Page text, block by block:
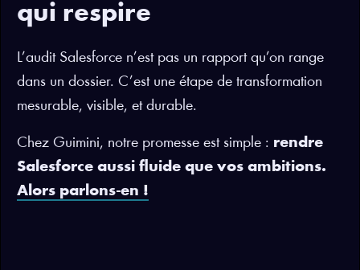
qui respire
L’audit Salesforce n’est pas un rapport qu’on range
dans un dossier. C’est une étape de transformation
mesurable, visible, et durable.
Chez Guimini, notre promesse est simple : rendre
Salesforce aussi fluide que vos ambitions.
Alors parlons-en !